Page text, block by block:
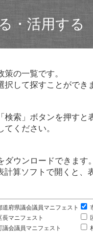
・活用する
の一覧です。
して探すことができ
索」ボタンを押すと
ください。
ウンロードできます。
算ソフトで開くと、
道府県議会議員マニフェスト
長マニフェスト
議会議員マニフェスト